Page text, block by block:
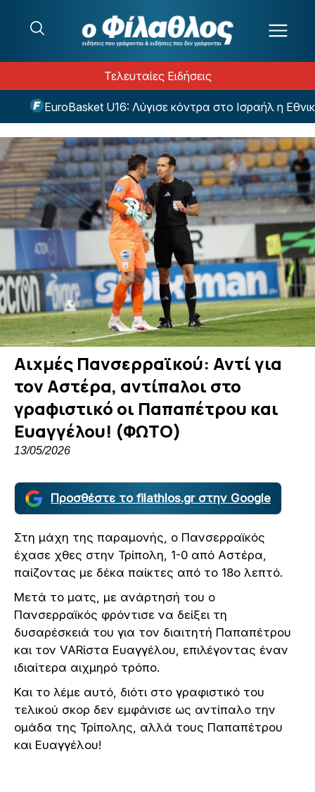
Τελευταίες Ειδήσεις
EuroBasket U16: Λύγισε κόντρα στο Ισραήλ η Εθνική
Αιχμές Πανσερραϊκού: Αντί για
τον Αστέρα, αντίπαλοι στο
γραφιστικό οι Παπαπέτρου και
Ευαγγέλου! (ΦΩΤΟ)
13/05/2026
Προσθέστε το filathlos.gr στην Google
Στη μάχη της παραμονής, ο Πανσερραϊκός
έχασε χθες στην Τρίπολη, 1-0 από Αστέρα,
παίζοντας με δέκα παίκτες από το 18ο λεπτό.
Μετά το ματς, με ανάρτησή του ο
Πανσερραϊκός φρόντισε να δείξει τη
δυσαρέσκειά του για τον διαιτητή Παπαπέτρου
και τον VARίστα Ευαγγέλου, επιλέγοντας έναν
ιδιαίτερα αιχμηρό τρόπο.
Και το λέμε αυτό, διότι στο γραφιστικό του
τελικού σκορ δεν εμφάνισε ως αντίπαλο την
ομάδα της Τρίπολης, αλλά τους Παπαπέτρου
και Ευαγγέλου!